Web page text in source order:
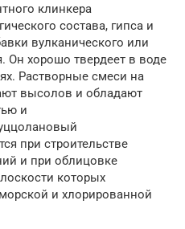
клинкера
состава, гипса и
вулканического или
Он хорошо твердеет в воде
Растворные смеси на
высолов и обладают
и
при строительстве
и при облицовке
которых
и хлорированной